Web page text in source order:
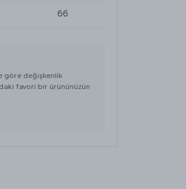
66
göre değişkenlik
favori bir ürününüzün